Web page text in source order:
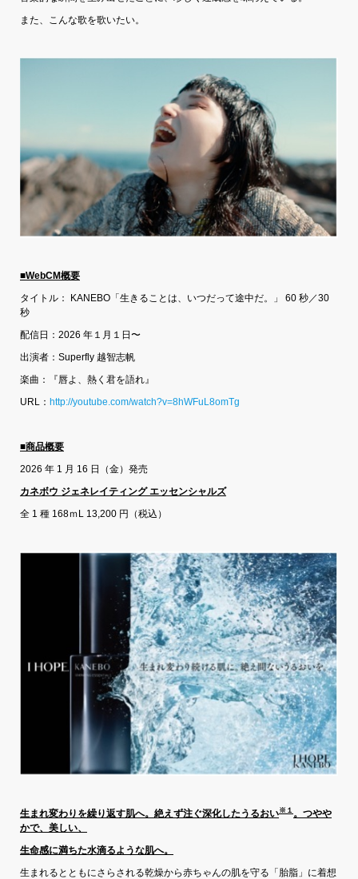
また、こんな歌を歌いたい。
■WebCM概要
タイトル： KANEBO「生きることは、いつだって途中だ。」 60 秒／30
秒
配信日：2026 年１月１日〜
出演者：Superfly 越智志帆
楽曲：『唇よ、熱く君を語れ』
URL： http://youtube.com/watch?v=8hWFuL8omTg
■商品概要
2026 年 1 月 16 日（金）発売
カネボウ ジェネレイティング エッセンシャルズ
全 1 種 168ｍL 13,200 円（税込）
生まれ変わりを繰り返す肌へ。絶えず注ぐ深化したうるおい※１ 。つやや
かで、美しい、
生命感に満ちた水滴るような肌へ。
生まれるとともにさらされる乾燥から赤ちゃんの肌を守る「胎脂」に着想